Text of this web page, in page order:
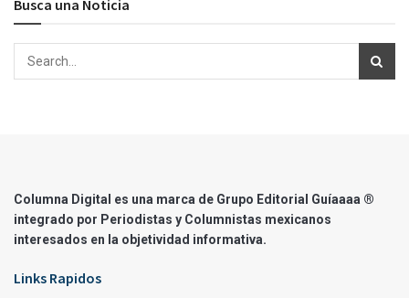
Busca una Noticia
Columna Digital es una marca de Grupo Editorial Guíaaaa ®
integrado por Periodistas y Columnistas mexicanos
interesados en la objetividad informativa.
Links Rapidos